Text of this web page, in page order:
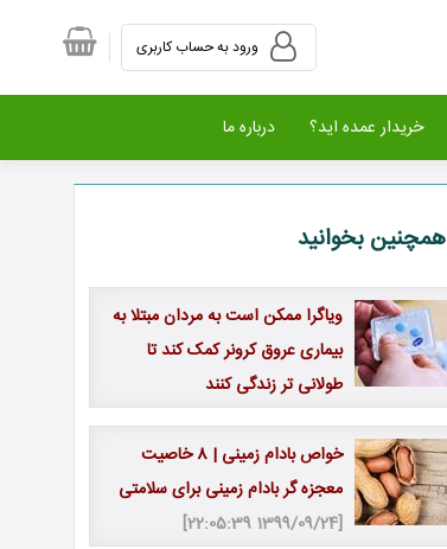
خریدار عمده اید؟ درباره ما
همچنین بخوانید
ویاگرا ممکن است به مردان مبتلا به
بیماری عروق کرونر کمک کند تا
طولانی تر زندگی کنند
[1400/01/20 00:00:00]
خواص بادام زمینی | 8 خاصیت
معجزه گر بادام زمینی برای سلامتی
[1399/09/24 22:05:39]